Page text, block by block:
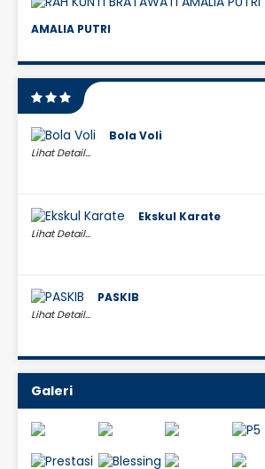
AMALIA PUTRI
Bola Voli
Lihat Detail...
Ekskul Karate
Lihat Detail...
PASKIB
Lihat Detail...
Galeri